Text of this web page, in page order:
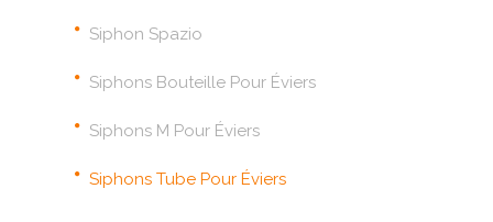
Siphon Spazio
Siphons Bouteille Pour Éviers
Siphons M Pour Éviers
Siphons Tube Pour Éviers